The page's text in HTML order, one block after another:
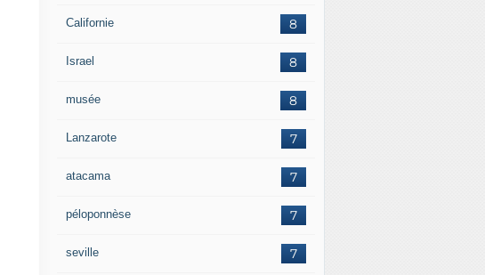
8
Californie
8
Israel
8
musée
7
Lanzarote
7
atacama
7
péloponnèse
7
seville